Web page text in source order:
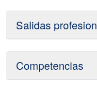
Salidas
Competencias